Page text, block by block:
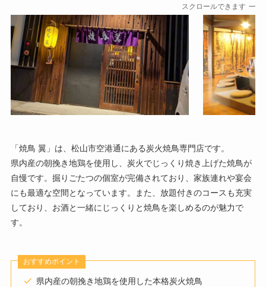
スクロールできます
「焼鳥 翼」は、松山市空港通にある炭火焼鳥専門店です。
県内産の朝挽き地鶏を使用し、炭火でじっくり焼き上げた焼鳥が
自慢です。掘りごたつの個室が完備されており、家族連れや宴会
にも最適な空間となっています。また、放題付きのコースも充実
しており、お酒と一緒にじっくりと焼鳥を楽しめるのが魅力で
す。
おすすめポイント
県内産の朝挽き地鶏を使用した本格炭火焼鳥